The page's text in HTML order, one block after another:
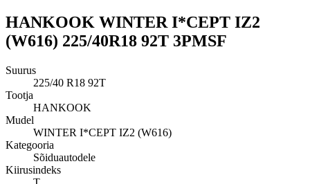
HANKOOK WINTER I*CEPT IZ2
(W616) 225/40R18 92T 3PMSF
Suurus
225/40 R18 92T
Tootja
HANKOOK
Mudel
WINTER I*CEPT IZ2 (W616)
Kategooria
Sõiduautodele
Kiirusindeks